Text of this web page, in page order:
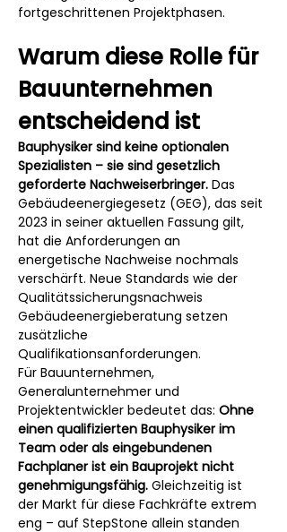
fortgeschrittenen Projektphasen.
Warum diese Rolle für
Bauunternehmen
entscheidend ist
Bauphysiker sind keine optionalen
Spezialisten – sie sind gesetzlich
geforderte Nachweiserbringer. Das
Gebäudeenergiegesetz (GEG), das seit
2023 in seiner aktuellen Fassung gilt,
hat die Anforderungen an
energetische Nachweise nochmals
verschärft. Neue Standards wie der
Qualitätssicherungsnachweis
Gebäudeenergieberatung setzen
zusätzliche
Qualifikationsanforderungen.
Für Bauunternehmen,
Generalunternehmer und
Projektentwickler bedeutet das: Ohne
einen qualifizierten Bauphysiker im
Team oder als eingebundenen
Fachplaner ist ein Bauprojekt nicht
genehmigungsfähig. Gleichzeitig ist
der Markt für diese Fachkräfte extrem
eng – auf StepStone allein standen